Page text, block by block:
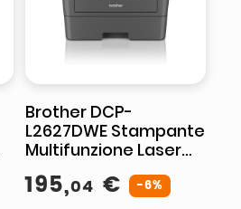
Brother DCP-
L2627DWE Stampante
Multifunzione Laser
Mono Splitcromatica
195,04 € -6%